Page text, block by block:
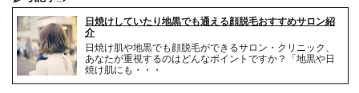
日焼けしていたり地黒でも通える顔脱毛おすすめサロン紹
介
日焼け肌や地黒でも顔脱毛ができるサロン・クリニック、
あなたが重視するのはどんなポイントですか？「地黒や日
焼け肌にも・・・